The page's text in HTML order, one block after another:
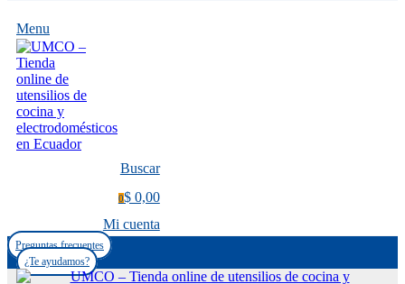
Menu
Buscar
0$ 0,00
Mi cuenta
Preguntas frecuentes
¿Te ayudamos?